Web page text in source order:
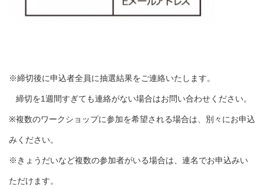
※締切後に申込者全員に抽選結果をご連絡いたします。
締切を1週間すぎても連絡がない場合はお問い合わせください。
※複数のワークショップに参加を希望される場合は、別々にお申込
みください。
※きょうだいなど複数の参加者がいる場合は、連名でお申込みい
ただけます。